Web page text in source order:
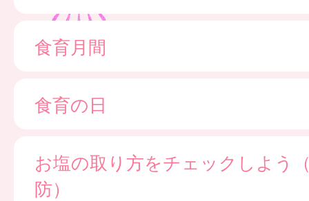
食育月間
食育の日
お塩の取り方をチェックしよう
防）